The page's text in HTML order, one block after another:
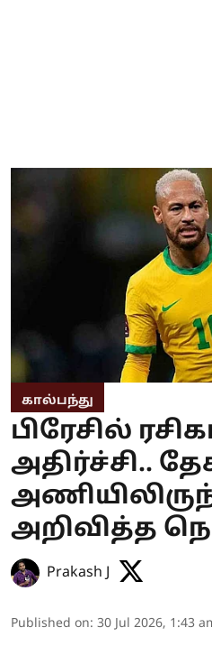
கால்பந்து
பிரேசில்
அதிர்ச்சி..
அறிவித்த
Prakash J
Published on: 30 Jul 2026, 1:43